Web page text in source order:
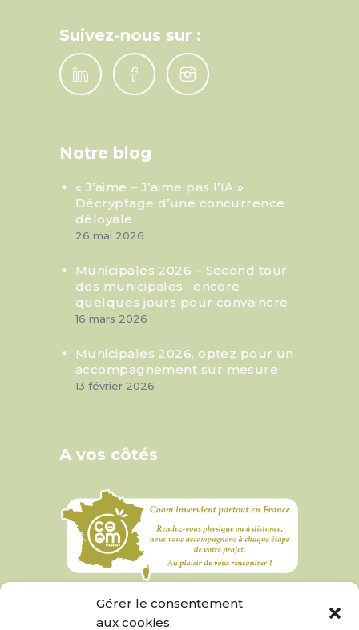
Gérer le consentement
aux cookies
Suivez-nous sur :
Notre blog
« J’aime – J’aime pas l’IA »
Décryptage d’une concurrence
déloyale
26 mai 2026
Municipales 2026 – Second tour
des municipales : encore
quelques jours pour convaincre
16 mars 2026
Municipales 2026, optez pour un
accompagnement sur mesure
13 février 2026
A vos côtés